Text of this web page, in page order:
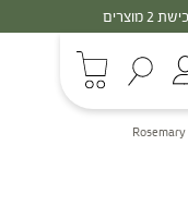
30% - הנחה על סדרת הפטריות ברכישת 3 מוצרים